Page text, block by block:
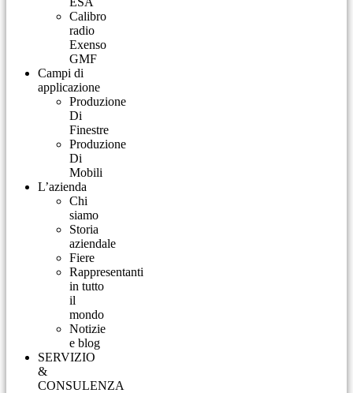
Calibro
radio
Exenso
GMF
Campi di
applicazione
Produzione
Di
Finestre
Produzione
Di
Mobili
L’azienda
Chi
siamo
Storia
aziendale
Fiere
Rappresentanti
in tutto
il
mondo
Notizie
e blog
SERVIZIO
&
CONSULENZA​